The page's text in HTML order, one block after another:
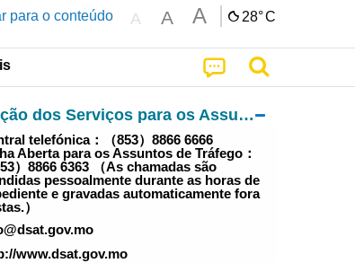
para o conteúdo A A A 28°C
Direcção dos Serviços para os Assuntos de Tráfego
telefónica：（853）8866 6666
Aberta para os Assuntos de Tráfego：
）8866 6363 （As chamadas são
pessoalmente durante as horas de
e gravadas automaticamente fora
）
www.dsat.gov.mo